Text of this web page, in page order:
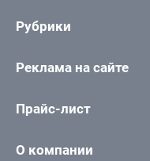
Рубрики
Реклама на сайте
Прайс-лист
О компании